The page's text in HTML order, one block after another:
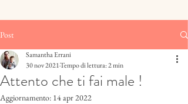
Post
Attento che ti fai male !
Samantha Errani
30 nov 2021Tempo di lettura: 2 min
Aggiornamento: 14 apr 2022